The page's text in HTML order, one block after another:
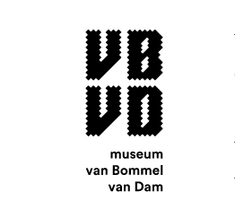
museum van Bommel van